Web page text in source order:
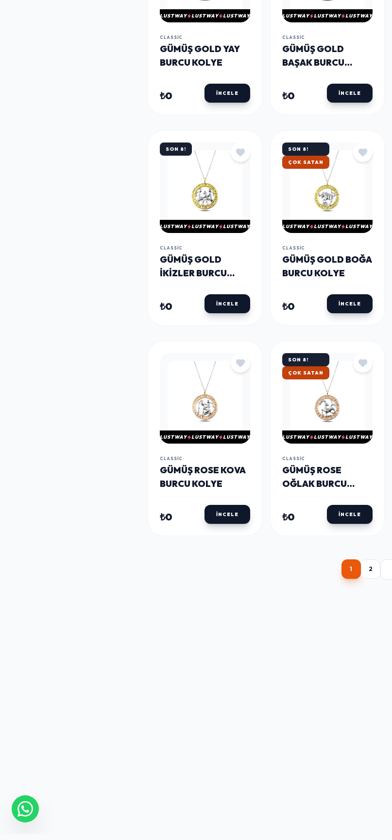
LUSTWAY LUSTWAY LUSTWAY
CLASSIC
​GÜMÜŞ GOLD YAY
BURCU KOLYE
₺0 İNCELE
LUSTWAY LUSTWAY LUSTWAY
CLASSIC
​GÜMÜŞ GOLD
BAŞAK BURCU
₺0 İNCELE
SON 8!
LUSTWAY LUSTWAY LUSTWAY
CLASSIC
​GÜMÜŞ GOLD
İKIZLER BURCU
₺0 İNCELE
SON 8!
HIZLI KARGO
LUSTWAY LUSTWAY LUSTWAY
CLASSIC
​GÜMÜŞ GOLD BOĞA
BURCU KOLYE
₺0 İNCELE
LUSTWAY LUSTWAY LUSTWAY
CLASSIC
GÜMÜŞ ROSE KOVA
BURCU KOLYE
₺0 İNCELE
SON 8!
HIZLI KARGO
LUSTWAY LUSTWAY LUSTWAY
CLASSIC
​GÜMÜŞ ROSE
OĞLAK BURCU
₺0 İNCELE
1 2